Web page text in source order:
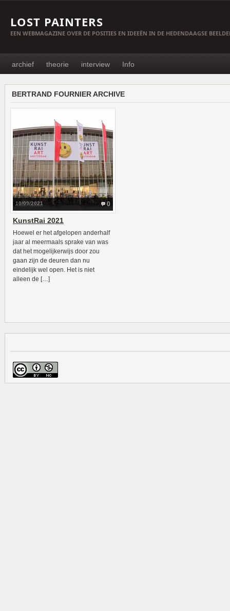
LOST PAINTERS
EEN WEBMAGAZINE OVER DE POSITIES EN IDEEËN IN DE HEDENDAAGSE
archief theorie interview Info
BERTRAND FOURNIER ARCHIVE
0
10/09/2021
KunstRai 2021
Hoewel er het afgelopen anderhalf
jaar al meermaals sprake van was
dat het mogelijkerwijs door zou
gaan zijn de deuren dan nu
eindelijk wel open. Het is niet
alleen de […]